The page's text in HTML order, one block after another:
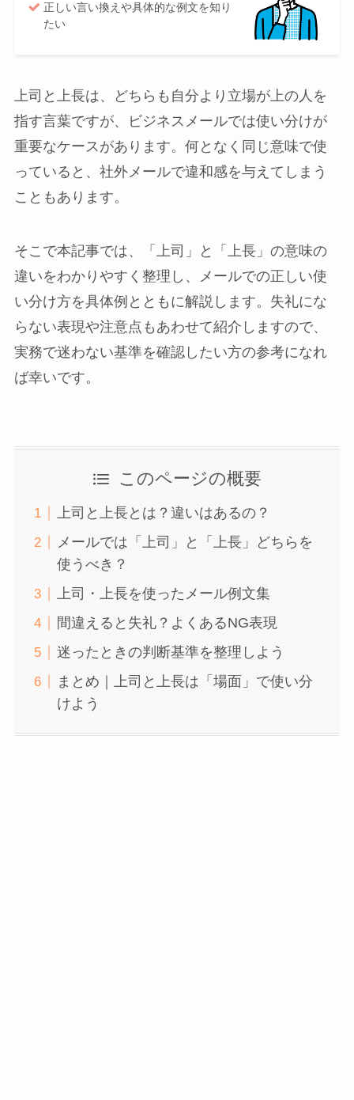
正しい言い換えや具体的な例文を知り
たい
上司と上長は、どちらも自分より立場が上の人を
指す言葉ですが、ビジネスメールでは使い分けが
重要なケースがあります。何となく同じ意味で使
っていると、社外メールで違和感を与えてしまう
こともあります。
そこで本記事では、「上司」と「上長」の意味の
違いをわかりやすく整理し、メールでの正しい使
い分け方を具体例とともに解説します。失礼にな
らない表現や注意点もあわせて紹介しますので、
実務で迷わない基準を確認したい方の参考になれ
ば幸いです。
このページの概要
上司と上長とは？違いはあるの？
メールでは「上司」と「上長」どちらを
使うべき？
上司・上長を使ったメール例文集
間違えると失礼？よくあるNG表現
迷ったときの判断基準を整理しよう
まとめ｜上司と上長は「場面」で使い分
けよう